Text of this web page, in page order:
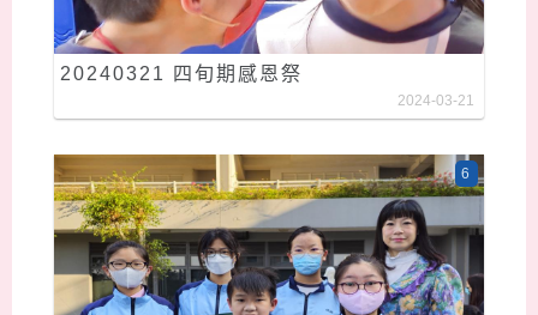
20240321 四旬期感恩祭
2024-03-21
6